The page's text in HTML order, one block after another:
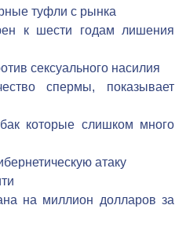
туфли с рынка
к шести годам лишения
сексуального насилия
спермы, показывает
которые слишком много
атаку
на миллион долларов за